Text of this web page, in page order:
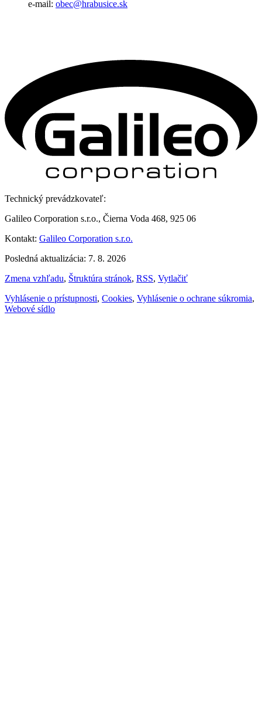
e-mail: obec@hrabusice.sk
Technický prevádzkovateľ:
Galileo Corporation s.r.o., Čierna Voda 468, 925 06
Kontakt: Galileo Corporation s.r.o.
Posledná aktualizácia: 7. 8. 2026
Zmena vzhľadu, Štruktúra stránok, RSS, Vytlačiť
Vyhlásenie o prístupnosti, Cookies, Vyhlásenie o ochrane súkromia,
Webové sídlo